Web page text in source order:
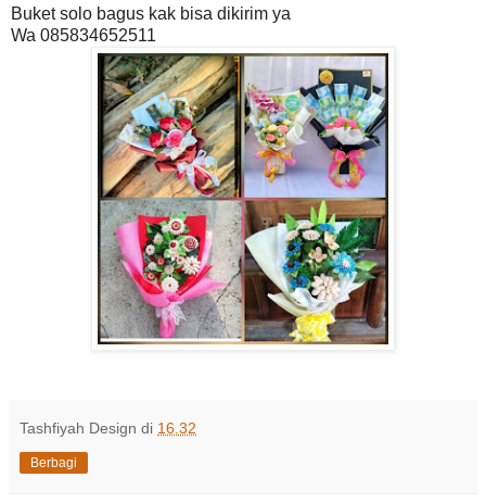
Buket solo bagus kak bisa dikirim ya
Wa 085834652511
Tashfiyah Design di 16.32
Berbagi